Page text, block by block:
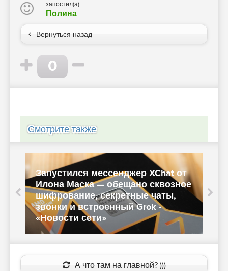
запостил(а)
Полина
Вернуться назад
0
Смотрите также
Запустился мессенджер XChat от
Илона Маска — обещано сквозное
шифрование, секретные чаты,
звонки и встроенный Grok -
«Новости сети»
А что там на главной? )))